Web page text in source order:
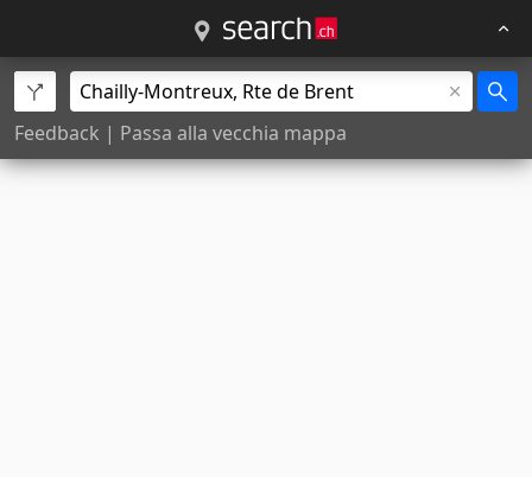
Feedback | Passa alla vecchia mappa